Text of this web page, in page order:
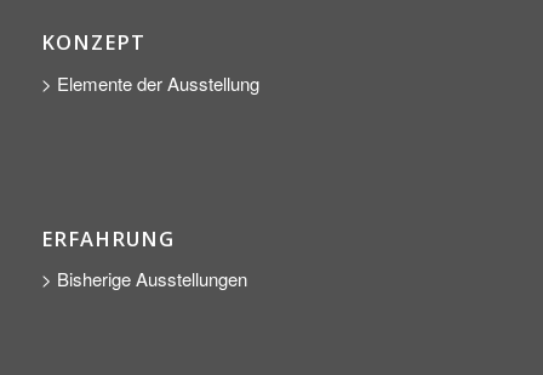
KONZEPT
> Elemente der Ausstellung
ERFAHRUNG
> Bisherige Ausstellungen